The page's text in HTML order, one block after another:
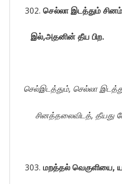
செல்லா இடத்தும்
இல்,அதனின் தீய பிற.
செல்இடத்தும், செல்லா
சினத்தலைவிடத், தீயது
மறத்தல் வெகுளியை,